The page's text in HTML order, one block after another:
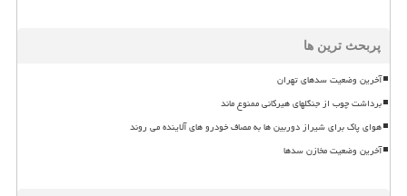
پربحث ترین ها
آخرین وضعیت سدهای تهران
برداشت چوب از جنگلهای هیرکانی ممنوع ماند
هوای پاک برای شیراز دوربین ها به مصاف خودرو های آلاینده می روند
آخرین وضعیت مخازن سدها